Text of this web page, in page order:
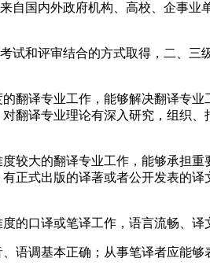
自国内外政府机构、高校、企事
和评审结合的方式取得，二、三
译专业工作，能够解决翻译专业
翻译专业理论有深入研究，组织
大的翻译专业工作，能够承担重
正式出版的译著或者公开发表的
口译或笔译工作，语言流畅、译
调基本正确；从事笔译者应能够